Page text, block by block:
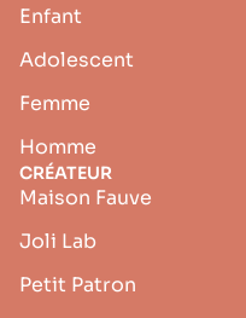
Enfant
Adolescent
Femme
Homme
CRÉATEUR
Maison Fauve
Joli Lab
Petit Patron